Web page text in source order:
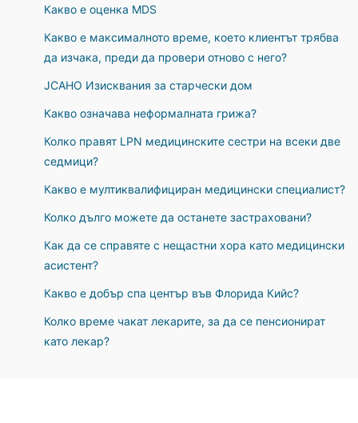
Какво е оценка MDS
Какво е максималното време, което клиентът трябва
да изчака, преди да провери отново с него?
JCAHO Изисквания за старчески дом
Какво означава неформалната грижа?
Колко правят LPN медицинските сестри на всеки две
седмици?
Какво е мултиквалифициран медицински специалист?
Колко дълго можете да останете застраховани?
Как да се справяте с нещастни хора като медицински
асистент?
Какво е добър спа център във Флорида Кийс?
Колко време чакат лекарите, за да се пенсионират
като лекар?